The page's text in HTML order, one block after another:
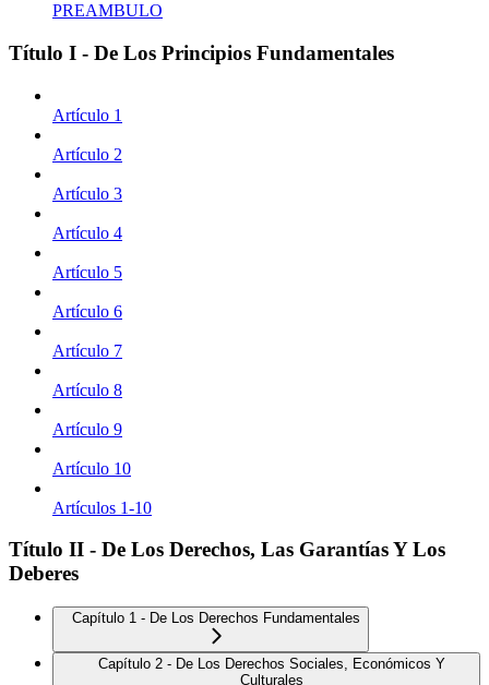
PREAMBULO
Título I - De Los Principios Fundamentales
Artículo 1
Artículo 2
Artículo 3
Artículo 4
Artículo 5
Artículo 6
Artículo 7
Artículo 8
Artículo 9
Artículo 10
Artículos 1-10
Título II - De Los Derechos, Las Garantías Y Los
Deberes
Capítulo 1 - De Los Derechos Fundamentales
Capítulo 2 - De Los Derechos Sociales, Económicos Y
Culturales